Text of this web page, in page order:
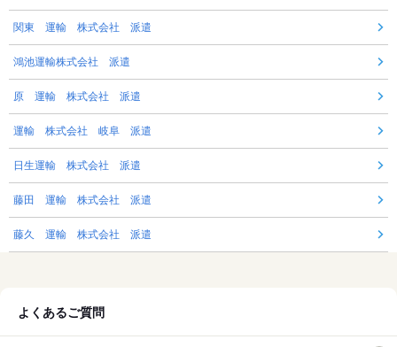
関東 運輸 株式会社 派遣
鴻池運輸株式会社 派遣
原 運輸 株式会社 派遣
運輸 株式会社 岐阜 派遣
日生運輸 株式会社 派遣
藤田 運輸 株式会社 派遣
藤久 運輸 株式会社 派遣
よくあるご質問